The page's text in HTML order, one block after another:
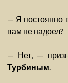
— Я постоянно
вам не надоел?
— Нет, —
Турбиным